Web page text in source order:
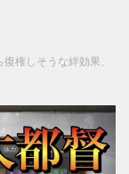
復権しそうな絆効果、